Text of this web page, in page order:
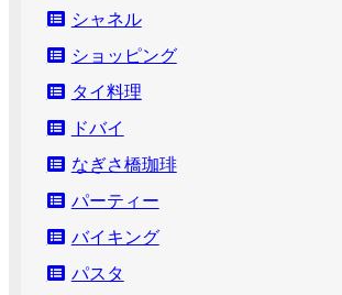
シャネル
ショッピング
タイ料理
ドバイ
なぎさ橋珈琲
パーティー
バイキング
パスタ